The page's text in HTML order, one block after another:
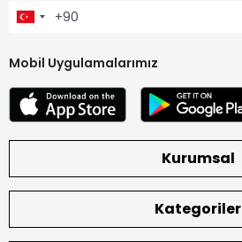
Mobil Uygulamalarımız
Kurumsal
Kategoriler